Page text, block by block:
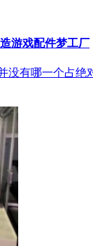
游戏配件梦工厂
有哪一个占